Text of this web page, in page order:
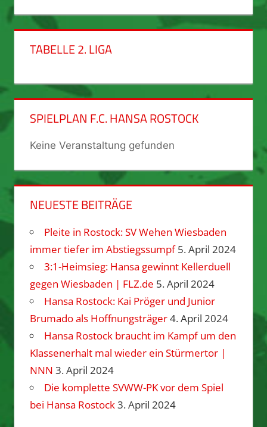
TABELLE 2. LIGA
SPIELPLAN F.C. HANSA ROSTOCK
Keine Veranstaltung gefunden
NEUESTE BEITRÄGE
Pleite in Rostock: SV Wehen Wiesbaden
immer tiefer im Abstiegssumpf 5. April 2024
3:1-Heimsieg: Hansa gewinnt Kellerduell
gegen Wiesbaden | FLZ.de 5. April 2024
Hansa Rostock: Kai Pröger und Junior
Brumado als Hoffnungsträger4. April 2024
Hansa Rostock braucht im Kampf um den
Klassenerhalt mal wieder ein Stürmertor |
NNN 3. April 2024
Die komplette SVWW-PK vor dem Spiel
bei Hansa Rostock3. April 2024